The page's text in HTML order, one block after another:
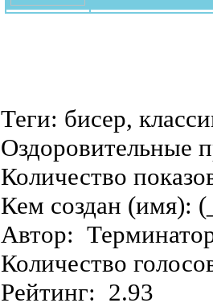
Теги: бисер,
Оздоровительные
Количество
Кем создан (имя):
Автор:
Количество
Рейтинг: 2.93